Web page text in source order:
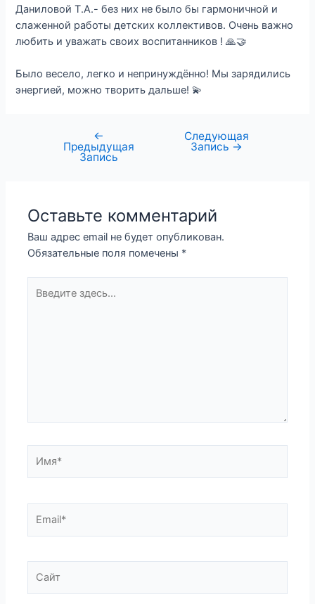
Даниловой Т.А.- без них не было бы гармоничной и
слаженной работы детских коллективов. Очень важно
любить и уважать своих воспитанников ! 🙏🤝
Было весело, легко и непринуждённо! Мы зарядились
энергией, можно творить дальше! 💫
←
Предыдущая
Запись
Следующая
Запись →
Оставьте комментарий
Ваш адрес email не будет опубликован.
Обязательные поля помечены *
здесь...